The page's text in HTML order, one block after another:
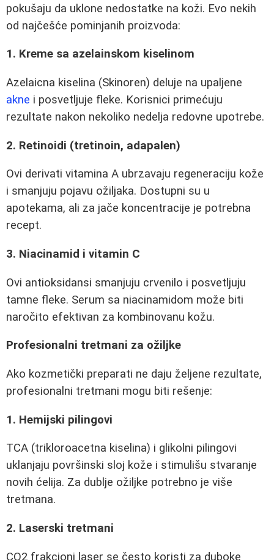
pokušaju da uklone nedostatke na koži. Evo nekih
od najčešće pominjanih proizvoda:
1. Kreme sa azelainskom kiselinom
Azelaicna kiselina (Skinoren) deluje na upaljene
akne i posvetljuje fleke. Korisnici primećuju
rezultate nakon nekoliko nedelja redovne upotrebe.
2. Retinoidi (tretinoin, adapalen)
Ovi derivati vitamina A ubrzavaju regeneraciju kože
i smanjuju pojavu ožiljaka. Dostupni su u
apotekama, ali za jače koncentracije je potrebna
recept.
3. Niacinamid i vitamin C
Ovi antioksidansi smanjuju crvenilo i posvetljuju
tamne fleke. Serum sa niacinamidom može biti
naročito efektivan za kombinovanu kožu.
Profesionalni tretmani za ožiljke
Ako kozmetički preparati ne daju željene rezultate,
profesionalni tretmani mogu biti rešenje:
1. Hemijski pilingovi
TCA (trikloroacetna kiselina) i glikolni pilingovi
uklanjaju površinski sloj kože i stimulišu stvaranje
novih ćelija. Za dublje ožiljke potrebno je više
tretmana.
2. Laserski tretmani
CO2 frakcioni laser se često koristi za duboke